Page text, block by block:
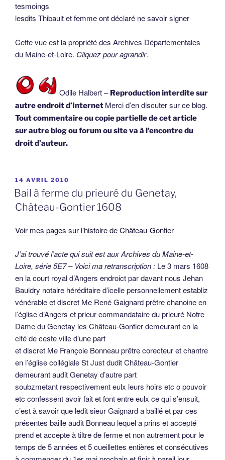
tesmoings
lesdits Thibault et femme ont déclaré ne savoir signer
Cette vue est la propriété des Archives Départementales
du Maine-et-Loire. Cliquez pour agrandir.
Odile Halbert – Reproduction interdite sur
autre endroit d’Internet Merci d’en discuter sur ce blog.
Tout commentaire ou copie partielle de cet article
sur autre blog ou forum ou site va à l’encontre du
droit d’auteur.
PUBLIÉ
LE
14 AVRIL 2010
Bail à ferme du prieuré du Genetay,
Château-Gontier 1608
Voir mes pages sur l’histoire de Château-Gontier
J’ai trouvé l’acte qui suit est aux Archives du Maine-et-
Loire, série 5E7 – Voici ma retranscription : Le 3 mars 1608
en la court royal d’Angers endroict par davant nous Jehan
Bauldry notaire héréditaire d’icelle personnellement establiz
vénérable et discret Me René Gaignard prêtre chanoine en
l’église d’Angers et prieur commandataire du prieuré Notre
Dame du Genetay les Château-Gontier demeurant en la
cité de ceste ville d’une part
et discret Me Françoie Bonneau prêtre corecteur et chantre
en l’église collégiale St Just dudit Château-Gontier
demeurant audit Genetay d’autre part
soubzmetant respectivement eulx leurs hoirs etc o pouvoir
etc confessent avoir fait et font entre eulx ce qui s’ensuit,
c’est à savoir que ledit sieur Gaignard a baillé et par ces
présentes baille audit Bonneau lequel a prins et accepté
prend et accepte à tiltre de ferme et non autrement pour le
temps de 5 années et 5 cueillettes entières et consécutives